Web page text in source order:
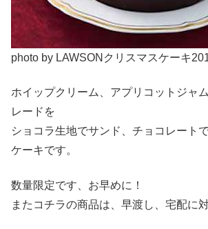
photo by LAWSONクリスマスケーキ
ホイップクリーム、アプリコットジャ
レードを
ショコラ生地でサンド、チョコレート
ケーキです。
数量限定です、お早めに！
またコチラの商品は、早渡し、宅配に